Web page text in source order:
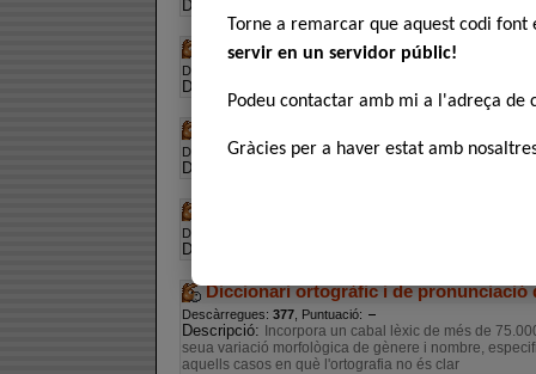
Descripció:
Diccionari esperanto-català
Descàrregues:
Descripció:
Descàrregues:347, Puntuació:
Descripció:
Descàrregues:
Descripció:
Diccionari ortogràfic i de pronunciació
Descàrregues: 377, Puntuació:
Descripció:
Incorpora un cabal lèxic de més de
seua variació morfològica de gènere i nombre,
aquells casos en què l'ortografia no és clar
Torne a remarcar que aquest codi
servir en un servidor públic!
Podeu contactar amb mi a l'adreça de
Gràcies per a haver estat amb